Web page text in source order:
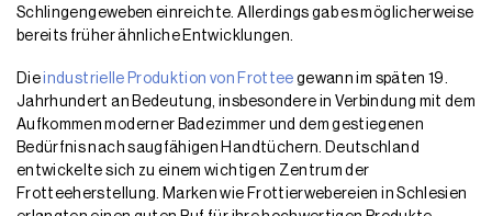
Schlingengeweben einreichte. Allerdings gab es möglicherweise
bereits früher ähnliche Entwicklungen.
Dieindustrielle Produktion von Frottee gewann im späten 19.
Jahrhundert an Bedeutung, insbesondere in Verbindung mit dem
Aufkommen moderner Badezimmer und dem gestiegenen
Bedürfnis nach saugfähigen Handtüchern. Deutschland
entwickelte sich zu einem wichtigen Zentrum der
Frotteeherstellung. Marken wie Frottierwebereien in Schlesien